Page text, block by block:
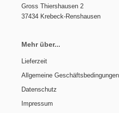
Gross Thiershausen 2
37434 Krebeck-Renshausen
Mehr über...
Lieferzeit
Allgemeine Geschäftsbedingungen
Datenschutz
Impressum